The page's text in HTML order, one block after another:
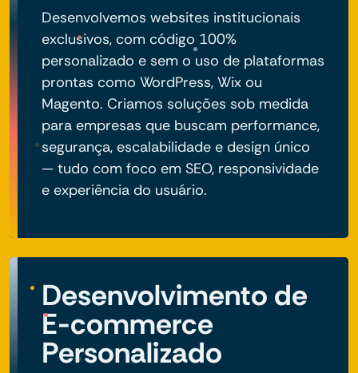
Desenvolvemos websites institucionais
exclusivos, com código 100%
personalizado e sem o uso de plataformas
prontas como WordPress, Wix ou
Magento. Criamos soluções sob medida
para empresas que buscam performance,
segurança, escalabilidade e design único
— tudo com foco em SEO, responsividade
e experiência do usuário.
Desenvolvimento de
E-commerce
Personalizado